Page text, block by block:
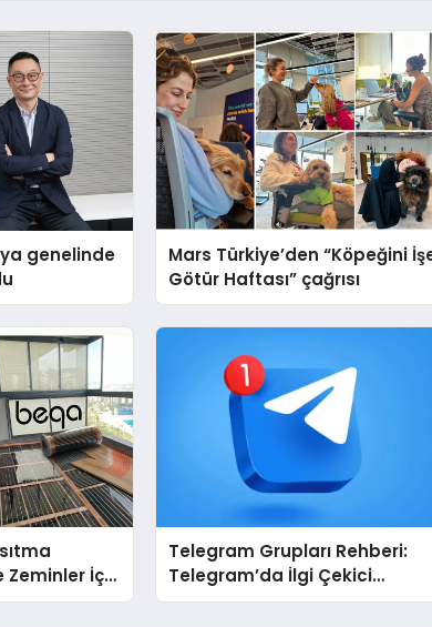
genelinde
Mars Türkiye’den “Köpeğini
Götür Haftası” çağrısı
Zeminler İçin
Telegram Grupları Rehberi:
Telegram’da İlgi Çekici
Topluluklar Nasıl Bulunur?